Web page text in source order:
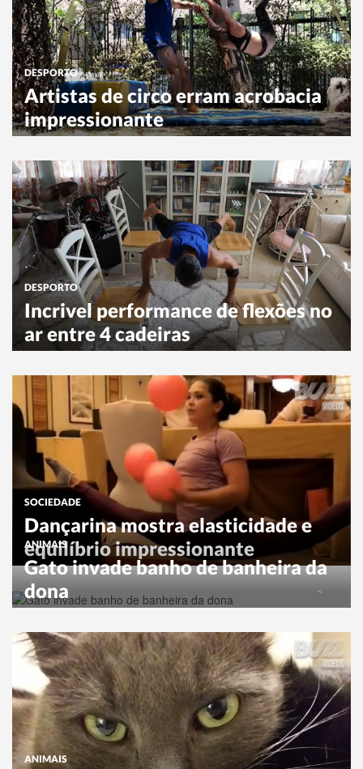
DESPORTO
Artistas de circo erram acrobacia
impressionante
DESPORTO
Incrivel performance de flexões no
ar entre 4 cadeiras
SOCIEDADE
Dançarina mostra elasticidade e
equilíbrio impressionante
ANIMAIS
Gato invade banho de banheira da
dona
ANIMAIS